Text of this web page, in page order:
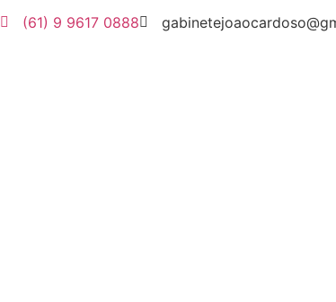
(61) 9 9617 0888